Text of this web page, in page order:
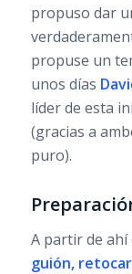
propuso dar
propuse un
unos días
líder de esta
(gracias a
puro).
A partir de ahí
guión, retocar